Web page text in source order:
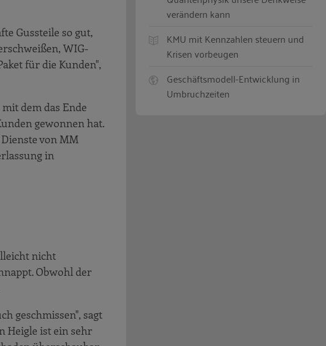
Gussteile so gut,
WIG-
für die Kunden",
dem das Ende
gewonnen hat.
von MM
in
nicht
Obwohl der
geschmissen", sagt
Heigle ist ein sehr
verändern kann
KMU mit Kennzahlen steuern und
Krisen vorbeugen
Geschäftsmodell-Entwicklung in
Umbruchzeiten